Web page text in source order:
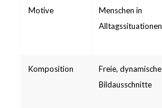
Motive
Menschen in
Alltagssituationen
Komposition
Freie, dynamische
Bildausschnitte